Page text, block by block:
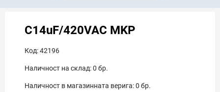
C14uF/420VAC MKP
Код:42196
Наличност на склад:0 бр.
Наличност в магазинната верига:0 бр.